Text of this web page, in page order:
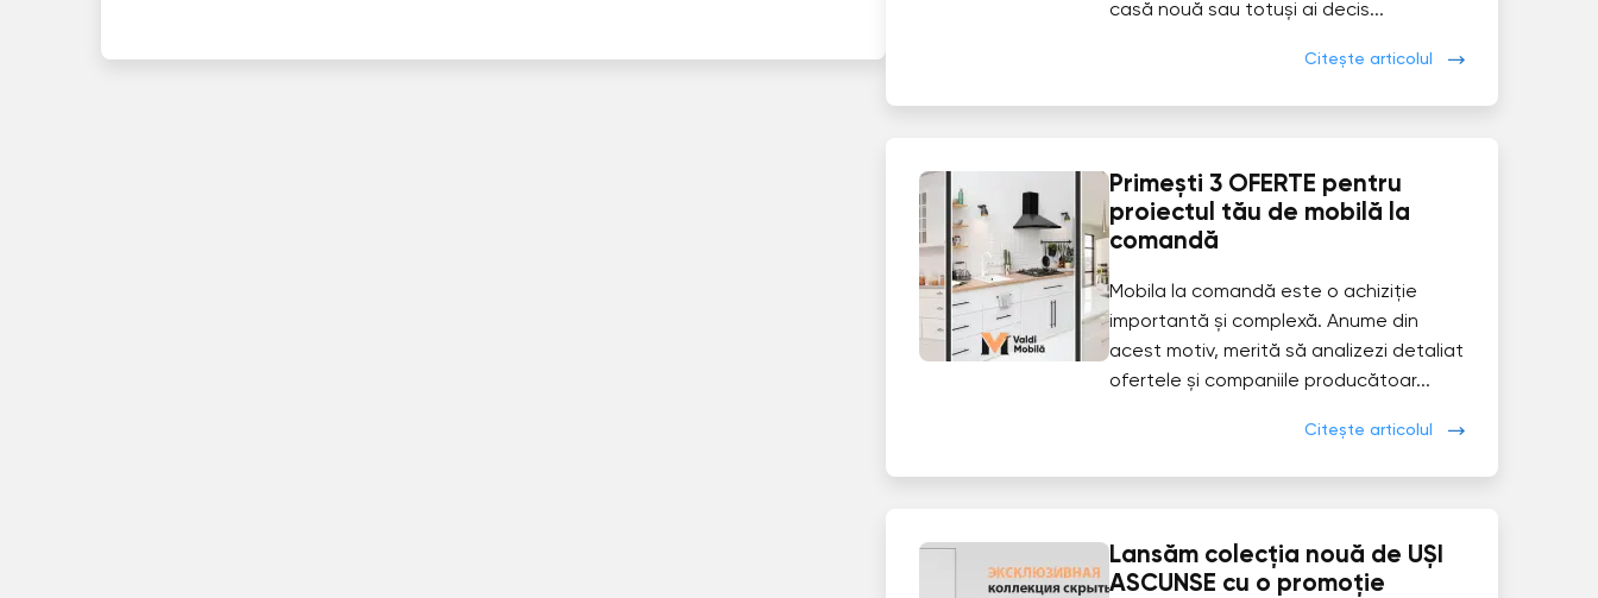
casă nouă sau totuși ai decis...
Citește articolul
Primești 3 OFERTE pentru
proiectul tău de mobilă la
comandă
Mobila la comandă este o achiziție
importantă și complexă. Anume din
acest motiv, merită să analizezi detaliat
ofertele și companiile producătoar...
Citește articolul
Lansăm colecția nouă de UȘI
ASCUNSE cu o promoție